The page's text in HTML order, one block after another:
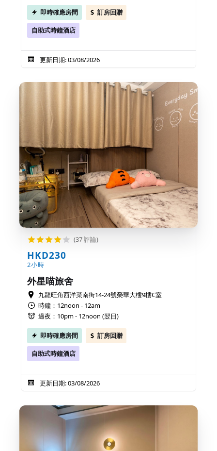
即時確應房間 訂房回贈
自助式時鐘酒店
更新日期: 03/08/2026
(37 評論)
HKD230
2小時
外星喵旅舍
九龍旺角西洋菜南街14-24號榮華大樓9樓C室
時鐘：12noon - 12am
過夜：10pm - 12noon (翌日)
即時確應房間 訂房回贈
自助式時鐘酒店
更新日期: 03/08/2026